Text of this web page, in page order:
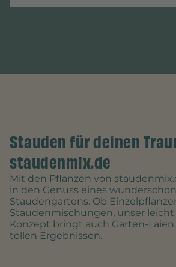
Stauden für deinen
staudenmix.de
Mit den Pflanzen von
in den Genuss eines
Staudengartens. Ob
Staudenmischungen, unser
Konzept bringt auch Garten-
tollen Ergebnissen.